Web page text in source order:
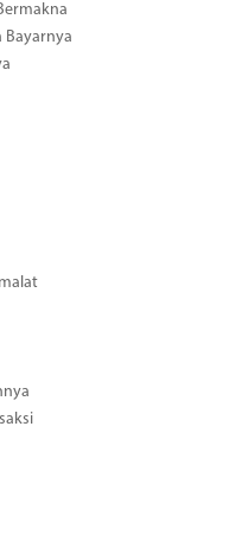
Bayarnya